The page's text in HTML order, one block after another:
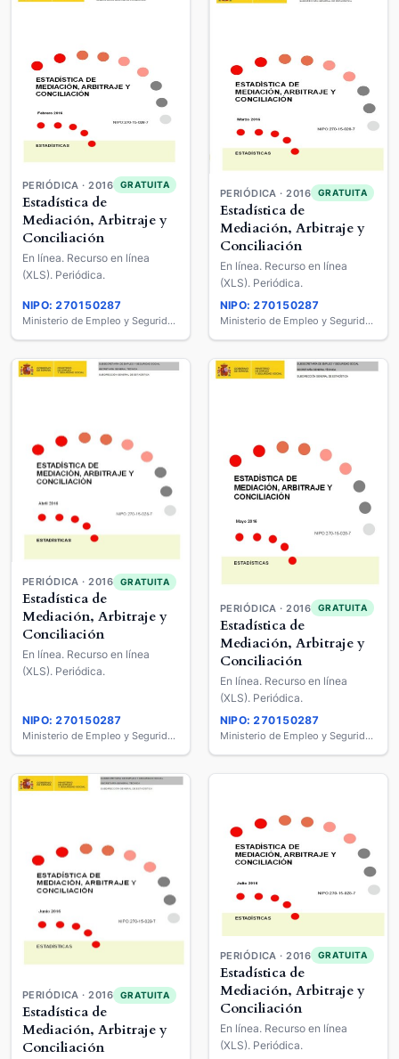
PERIÓDICA · 2016 GRATUITA
Estadística de
Mediación, Arbitraje y
Conciliación
En línea. Recurso en línea
(XLS). Periódica.
NIPO: 270150287
Ministerio de Empleo y Seguridad Social
PERIÓDICA · 2016 GRATUITA
Estadística de
Mediación, Arbitraje y
Conciliación
En línea. Recurso en línea
(XLS). Periódica.
NIPO: 270150287
Ministerio de Empleo y Seguridad Social
PERIÓDICA · 2016 GRATUITA
Estadística de
Mediación, Arbitraje y
Conciliación
En línea. Recurso en línea
(XLS). Periódica.
NIPO: 270150287
Ministerio de Empleo y Seguridad Social
PERIÓDICA · 2016 GRATUITA
Estadística de
Mediación, Arbitraje y
Conciliación
En línea. Recurso en línea
(XLS). Periódica.
NIPO: 270150287
Ministerio de Empleo y Seguridad Social
PERIÓDICA · 2016 GRATUITA
Estadística de
Mediación, Arbitraje y
Conciliación
PERIÓDICA · 2016 GRATUITA
Estadística de
Mediación, Arbitraje y
Conciliación
En línea. Recurso en línea
(XLS). Periódica.